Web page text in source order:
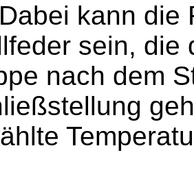
Dabei kann die
sein, die
nach dem